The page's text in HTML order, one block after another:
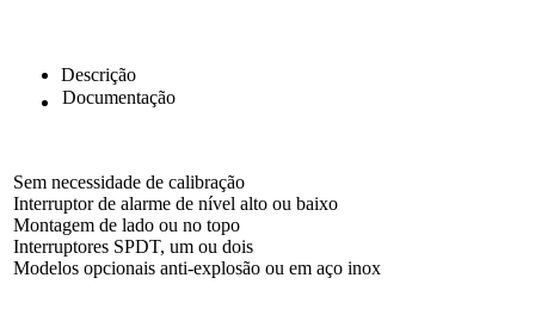
Descrição
Documentação
Sem necessidade de calibração
Interruptor de alarme de nível alto ou baixo
Montagem de lado ou no topo
Interruptores SPDT, um ou dois
Modelos opcionais anti-explosão ou em aço inox